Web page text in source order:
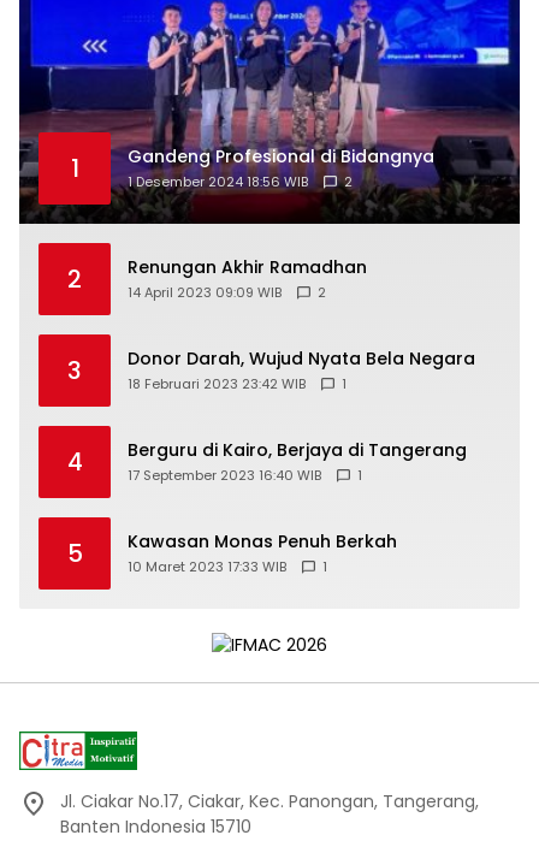
1 Gandeng Profesional di Bidangnya
1 Desember 2024 18:56 WIB 2
2 Renungan Akhir Ramadhan
14 April 2023 09:09 WIB 2
3 Donor Darah, Wujud Nyata Bela Negara
18 Februari 2023 23:42 WIB 1
4 Berguru di Kairo, Berjaya di Tangerang
17 September 2023 16:40 WIB 1
5 Kawasan Monas Penuh Berkah
10 Maret 2023 17:33 WIB 1
Jl. Ciakar No.17, Ciakar, Kec. Panongan, Tangerang,
Banten Indonesia 15710